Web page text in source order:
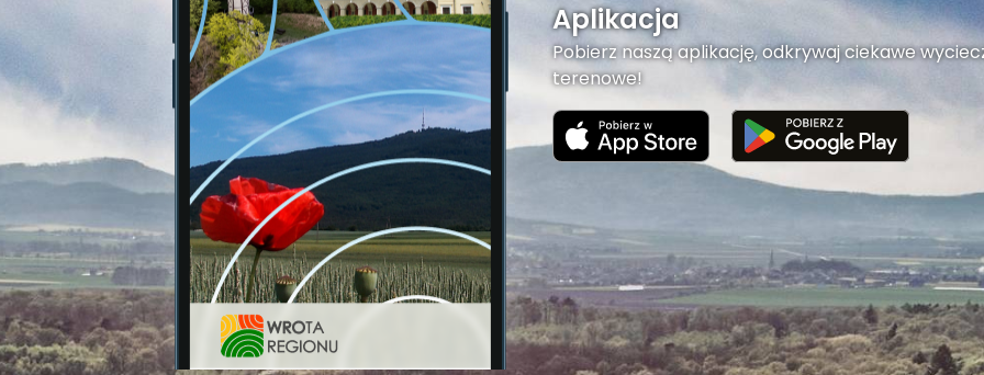
Aplikacja
Pobierz naszą aplikację, odkrywaj ciekawe
terenowe!